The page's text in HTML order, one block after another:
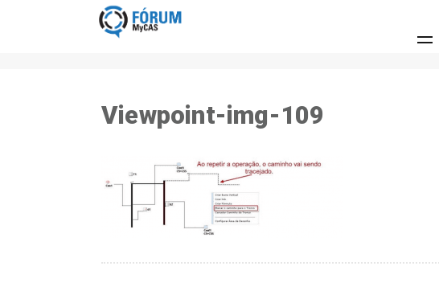
Viewpoint-img-109